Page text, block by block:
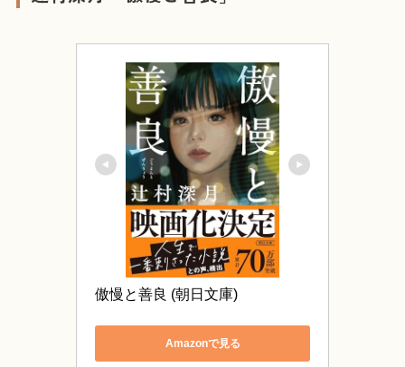
傲慢と善良 (朝日文庫)
Amazonで見る